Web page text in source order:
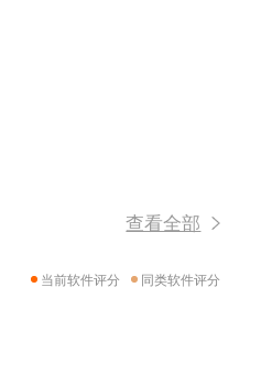
查看全部
当前软件评分 同类软件评分